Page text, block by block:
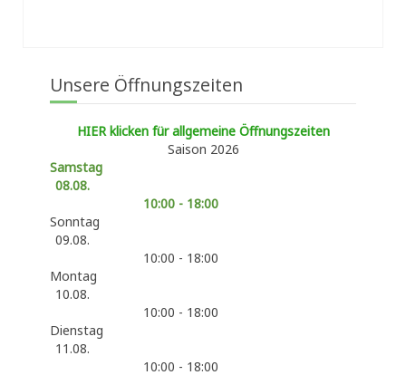
Unsere Öffnungszeiten
HIER klicken für allgemeine Öffnungszeiten
Saison 2026
Samstag
08.08.
10:00 - 18:00
Sonntag
09.08.
10:00 - 18:00
Montag
10.08.
10:00 - 18:00
Dienstag
11.08.
10:00 - 18:00